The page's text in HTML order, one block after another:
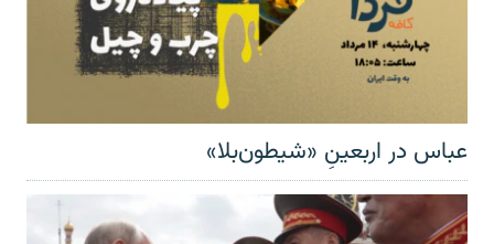
عباس در اربعینِ «شیطون‌بلا»